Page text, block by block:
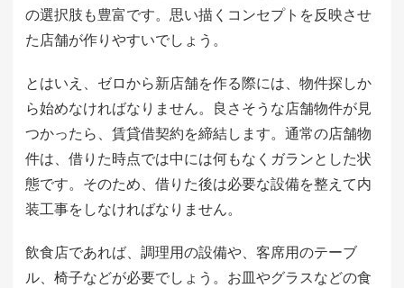
の選択肢も豊富です。思い描くコンセプトを反映させ
た店舗が作りやすいでしょう。
とはいえ、ゼロから新店舗を作る際には、物件探しか
ら始めなければなりません。良さそうな店舗物件が見
つかったら、賃貸借契約を締結します。通常の店舗物
件は、借りた時点では中には何もなくガランとした状
態です。そのため、借りた後は必要な設備を整えて内
装工事をしなければなりません。
飲食店であれば、調理用の設備や、客席用のテーブ
ル、椅子などが必要でしょう。お皿やグラスなどの食